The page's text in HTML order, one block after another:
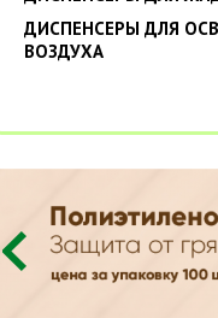
ДИСПЕНСЕРЫ ДЛЯ
ВОЗДУХА